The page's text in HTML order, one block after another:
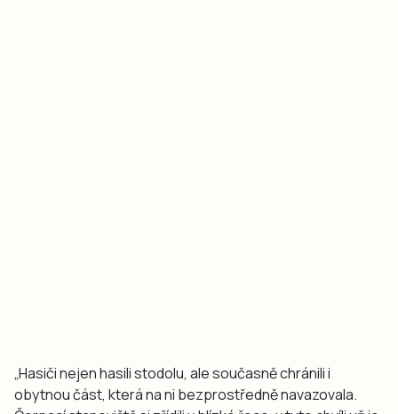
„Hasiči nejen hasili stodolu, ale současně chránili i
obytnou část, která na ni bezprostředně navazovala.